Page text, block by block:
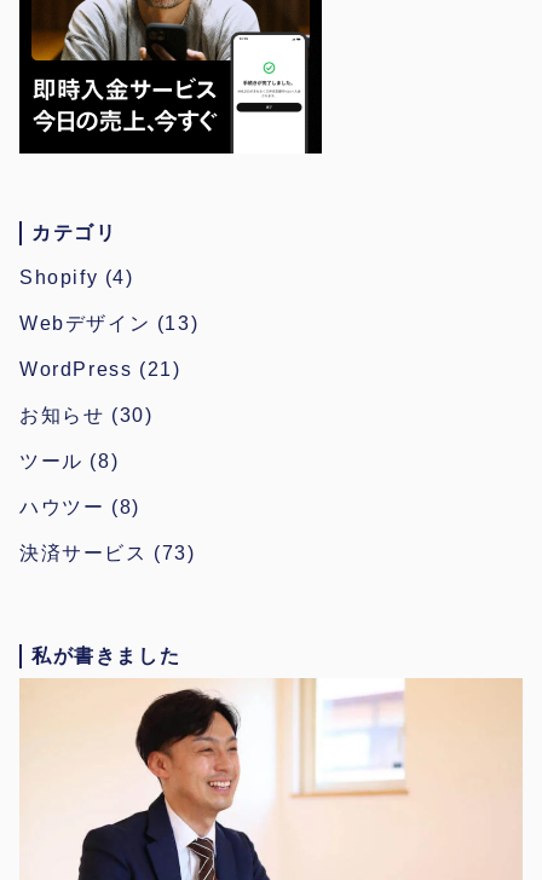
カテゴリ
Shopify (4)
Webデザイン (13)
WordPress (21)
お知らせ (30)
ツール (8)
ハウツー (8)
決済サービス (73)
私が書きました